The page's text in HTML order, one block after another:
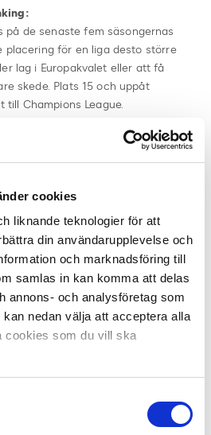
cookies
liknande teknologier för att
din användarupplevelse och
och marknadsföring till
samlas in kan komma att delas
annons- och analysföretag som
nedan välja att acceptera alla
cookies som du vill ska
på de senaste fem säsongernas
placering för en liga desto större
lag i Europakvalet eller att få
skede. Plats 15 och uppåt
till Champions League.
2025:
fem åren vilket ligger till
lag i gruppspel)
FF in i gruppspel i Champions
FF och Djurgården till
vidare till slutspel)